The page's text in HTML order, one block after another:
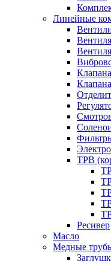
Линейные
ТРВ
Ресивер
Масло
Медные